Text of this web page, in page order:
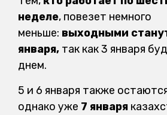
неделе, повезет немного
меньше: выходными
января, так как 3 января
днем.
5 и 6 января также
однако уже 7 января